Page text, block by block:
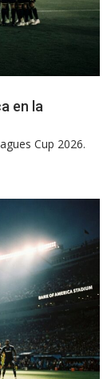
en la
Cup 2026.